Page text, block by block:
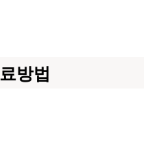
방법